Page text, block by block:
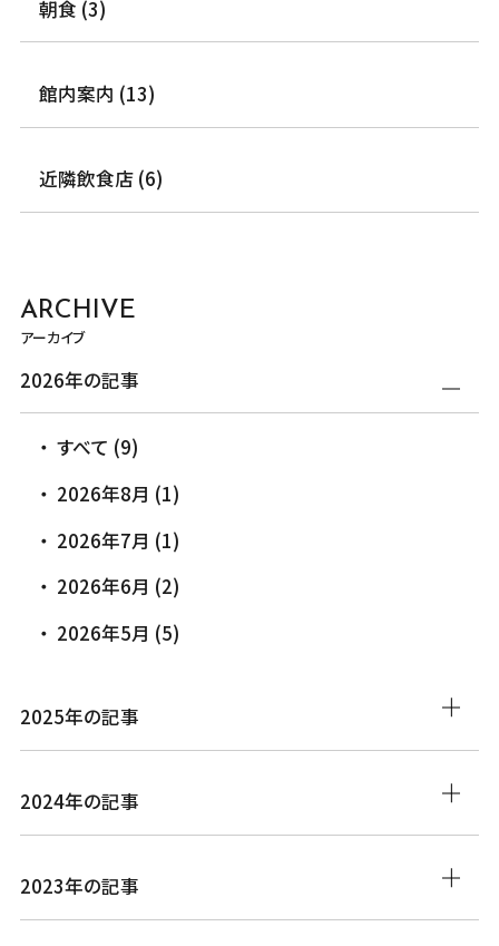
朝食 (3)
館内案内 (13)
近隣飲食店 (6)
ARCHIVE
アーカイブ
2026年の記事
すべて (9)
2026年8月 (1)
2026年7月 (1)
2026年6月 (2)
2026年5月 (5)
2025年の記事
2024年の記事
2023年の記事